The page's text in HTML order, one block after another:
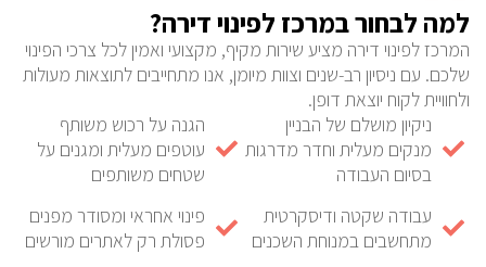
למה לבחור במרכז לפינוי דירה?
המרכז לפינוי דירה מציע שירות מקיף, מקצועי ואמין לכל צרכי הפינוי
שלכם. עם ניסיון רב-שנים וצוות מיומן, אנו מתחייבים לתוצאות מעולות
ולחוויית לקוח יוצאת דופן.
ניקיון מושלם של הבניין
מנקים מעלית וחדר מדרגות
בסיום העבודה
עבודה שקטה ודיסקרטית
מתחשבים במנוחת השכנים
הגנה על רכוש משותף
עוטפים מעלית ומגנים על
שטחים משותפים
פינוי אחראי ומסודר מפנים
פסולת רק לאתרים מורשים